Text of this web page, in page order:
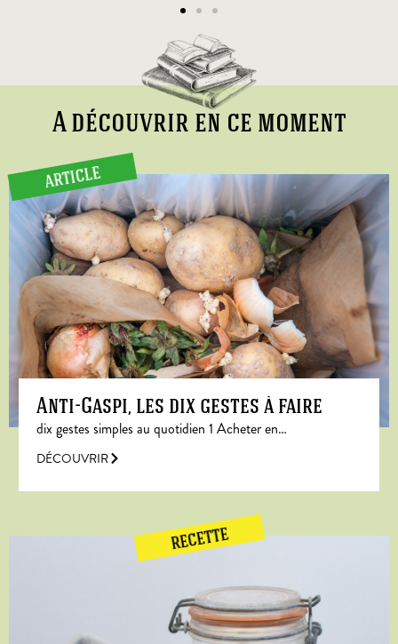
A découvrir en ce moment
ARTICLE
Anti-Gaspi, les dix gestes à faire
dix gestes simples au quotidien 1 Acheter en…
DÉCOUVRIR
RECETTE